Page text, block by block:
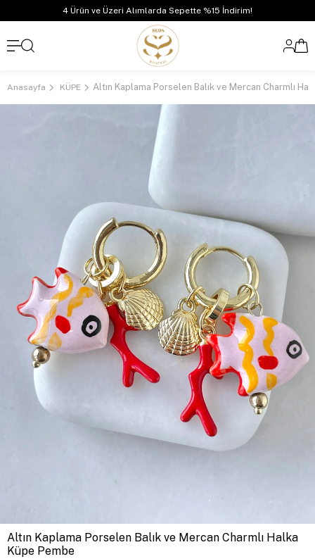
4 Ürün ve Üzeri Alımlarda Sepette %15 İndirim!
Anasayfa KÜPE
Altın Kaplama Porselen Balık ve Mercan Charmlı Halka
Küpe Pembe